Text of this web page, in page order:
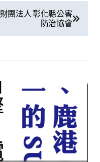
財團法人 彰化縣公害
防治協會